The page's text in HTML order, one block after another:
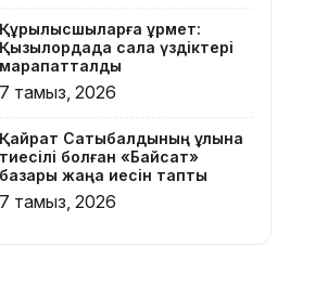
облысының
90
жылдығымен
құттықтады
Телефон
алаяқтығының
жаңа түрі
туралы
Құрылысшыларға құрмет:
Қызылордада сала үздіктері
марапатталды
7 тамыз, 2026
Қайрат Сатыбалдының ұлына
тиесілі болған «Байсат»
базары жаңа иесін тапты
7 тамыз, 2026